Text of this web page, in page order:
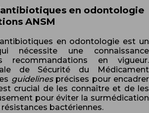
en odontologie
ANSM
en odontologie est un
nécessite une connaissance
recommandations en vigueur.
de Sécurité du Médicament
guidelines précises pour encadrer
crucial de les connaître et de les
pour éviter la surmédication
résistances bactériennes.